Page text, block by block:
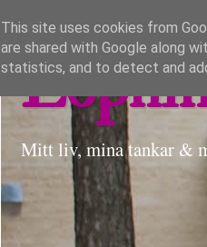
Mitt liv, mina tankar &
This site uses cookies from
are shared with Google along
statistics, and to detect and